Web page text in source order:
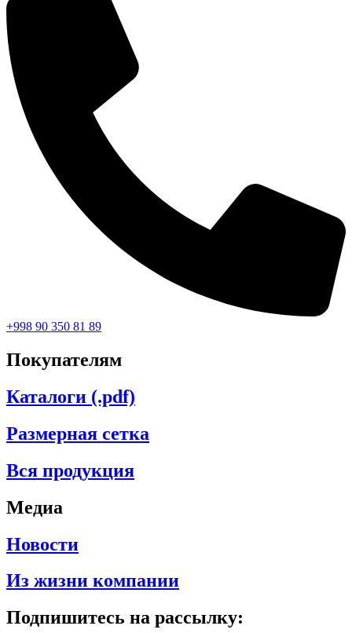
+998 90 350 81 89
Покупателям
Каталоги (.pdf)
Размерная сетка
Вся продукция
Медиа
Новости
Из жизни компании
Подпишитесь на рассылку: